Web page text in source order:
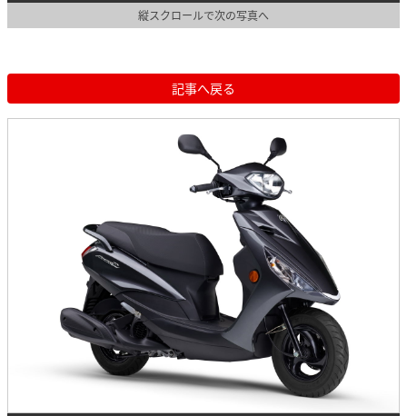
縦スクロールで次の写真へ
記事へ戻る